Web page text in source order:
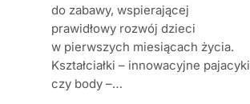
do zabawy, wspierającej
prawidłowy rozwój dzieci
w pierwszych miesiącach życia.
Kształciałki – innowacyjne pajacyki
czy body –…